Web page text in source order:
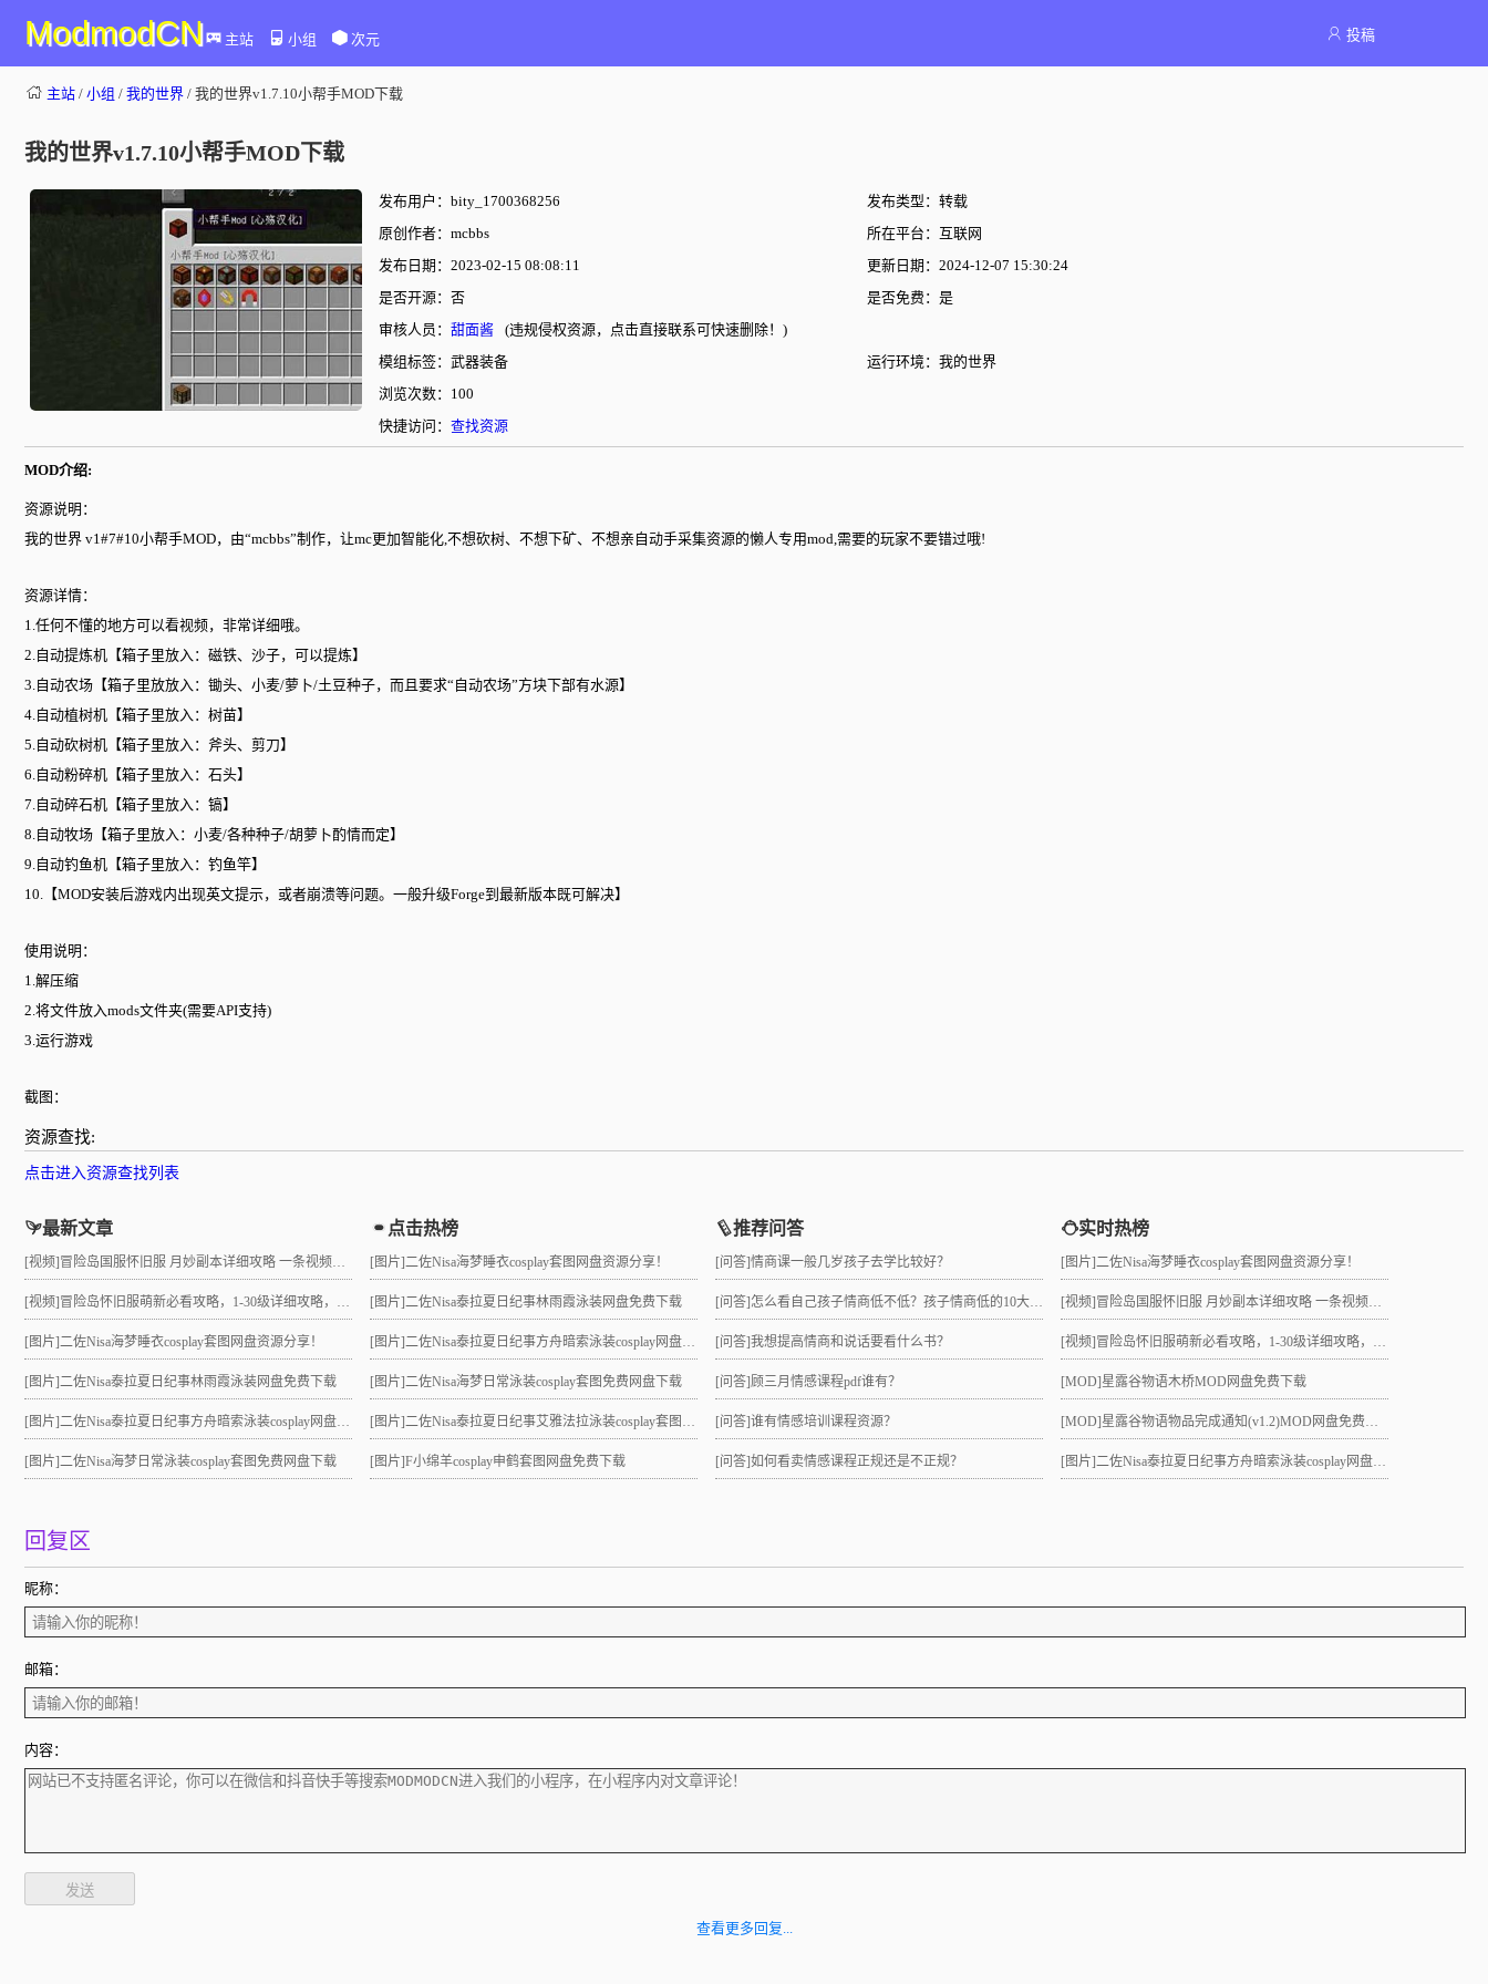
ModmodCN 主站 小组 次元 投稿
主站 / 小组 / 我的世界 / 我的世界v1.7.10小帮手MOD下载
我的世界v1.7.10小帮手MOD下载
发布用户：bity_1700368256
发布类型：转载
原创作者：mcbbs
所在平台：互联网
发布日期：2023-02-15 08:08:11
更新日期：2024-12-07 15:30:24
是否开源：否
是否免费：是
审核人员： 甜面酱
(违规侵权资源，点击直接联系可快速删除！)
模组标签：武器装备
运行环境：我的世界
浏览次数：100
快捷访问： 查找资源
MOD介绍:
资源说明：
我的世界 v1#7#10小帮手MOD，由“mcbbs”制作，让mc更加智能化,不想砍树、不想下矿、不想亲自动手采集资源的懒人专用mod,需要的玩家不要错过哦!
资源详情：
1.任何不懂的地方可以看视频，非常详细哦。
2.自动提炼机【箱子里放入：磁铁、沙子，可以提炼】
3.自动农场【箱子里放放入：锄头、小麦/萝卜/土豆种子，而且要求“自动农场”方块下部有水源】
4.自动植树机【箱子里放入：树苗】
5.自动砍树机【箱子里放入：斧头、剪刀】
6.自动粉碎机【箱子里放入：石头】
7.自动碎石机【箱子里放入：镐】
8.自动牧场【箱子里放入：小麦/各种种子/胡萝卜酌情而定】
9.自动钓鱼机【箱子里放入：钓鱼竿】
10.【MOD安装后游戏内出现英文提示，或者崩溃等问题。一般升级Forge到最新版本既可解决】
使用说明：
1.解压缩
2.将文件放入mods文件夹(需要API支持)
3.运行游戏
截图：
资源查找:
点击进入资源查找列表
最新文章
[视频] 冒险岛国服怀旧服 月妙副本详细攻略 一条视频助力10级直升21 组队不求人
[视频] 冒险岛怀旧服萌新必看攻略，1-30级详细攻略，3小时就能到21级！
[图片]二佐Nisa海梦睡衣cosplay套图网盘资源分享！
[图片]二佐Nisa泰拉夏日纪事林雨霞泳装网盘免费下载
[图片]二佐Nisa泰拉夏日纪事方舟暗索泳装cosplay网盘分享！
[图片]二佐Nisa海梦日常泳装cosplay套图免费网盘下载
点击热榜
[图片]二佐Nisa海梦睡衣cosplay套图网盘资源分享！
[图片]二佐Nisa泰拉夏日纪事林雨霞泳装网盘免费下载
[图片]二佐Nisa泰拉夏日纪事方舟暗索泳装cosplay网盘分享！
[图片]二佐Nisa海梦日常泳装cosplay套图免费网盘下载
[图片]二佐Nisa泰拉夏日纪事艾雅法拉泳装cosplay套图网盘免费下载
[图片]F小绵羊cosplay申鹤套图网盘免费下载
推荐问答
[问答]情商课一般几岁孩子去学比较好？
[问答] 怎么看自己孩子情商低不低？孩子情商低的10大特征是真的吗？
[问答]我想提高情商和说话要看什么书？
[问答]顾三月情感课程pdf谁有？
[问答]谁有情感培训课程资源？
[问答]如何看卖情感课程正规还是不正规？
实时热榜
[图片]二佐Nisa海梦睡衣cosplay套图网盘资源分享！
[视频] 冒险岛国服怀旧服 月妙副本详细攻略 一条视频助力10级直升21 组队不求人
[视频] 冒险岛怀旧服萌新必看攻略，1-30级详细攻略，3小时就能到21级！
[MOD] 星露谷物语木桥MOD网盘免费下载
[MOD] 星露谷物语物品完成通知(v1.2)MOD网盘免费下载
[图片]二佐Nisa泰拉夏日纪事方舟暗索泳装cosplay网盘分享！
回复区
昵称：
邮箱：
内容：
发送
查看更多回复...